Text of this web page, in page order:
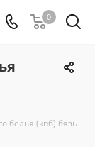
0
белья (кпб) бязь